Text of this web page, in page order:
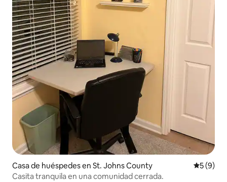
Casa de huéspedes en St. Johns County
5 (9)
Casita tranquila en una comunidad cerrada.